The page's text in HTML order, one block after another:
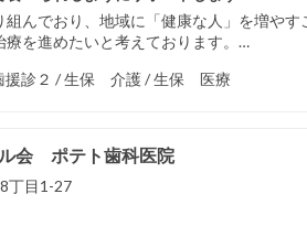
んでおり、地域に「健康な人」を増や
療を進めたいと考えております。…
援診２ / 生保 介護 / 生保 医療
会 ポテト歯科医院
丁目1-27